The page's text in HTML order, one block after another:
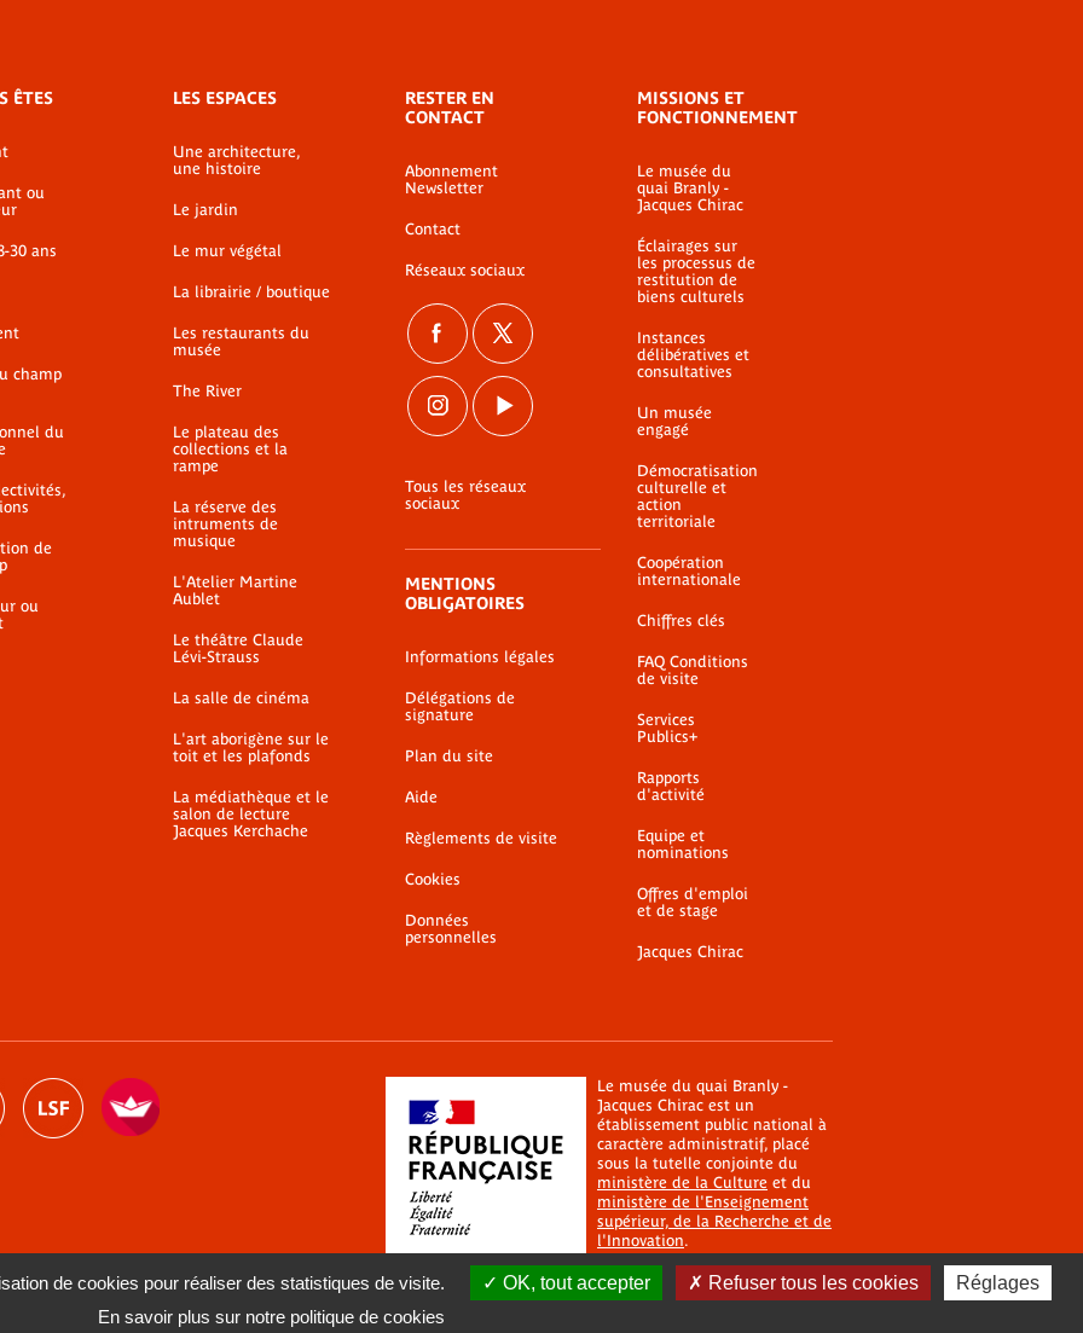
ÊTES
ou
30 ans
champ
du
de
ou
LES ESPACES
Une architecture,
une histoire
Le jardin
Le mur végétal
La librairie / boutique
Les restaurants du
musée
The River
Le plateau des
collections et la
rampe
La réserve des
intruments de
musique
L'Atelier Martine
Aublet
Le théâtre Claude
Lévi-Strauss
La salle de cinéma
L'art aborigène sur le
toit et les plafonds
La médiathèque et le
salon de lecture
Jacques Kerchache
RESTER EN
CONTACT
Abonnement
Newsletter
Contact
Réseaux sociaux
Tous les réseaux
sociaux
MENTIONS
OBLIGATOIRES
Informations légales
Délégations de
signature
Plan du site
Aide
Règlements de visite
Cookies
Données
personnelles
MISSIONS ET
FONCTIONNEMENT
Le musée du
quai Branly -
Jacques Chirac
Éclairages sur
les processus de
restitution de
biens culturels
Instances
délibératives et
consultatives
Un musée
engagé
Démocratisation
culturelle et
action
territoriale
Coopération
internationale
Chiffres clés
FAQ Conditions
de visite
Services
Publics+
Rapports
d'activité
Equipe et
nominations
Offres d'emploi
et de stage
Jacques Chirac
Le musée du quai Branly -
Jacques Chirac est un
établissement public national à
caractère administratif, placé
sous la tutelle conjointe du
ministère de la Culture et du
ministère de l'Enseignement
supérieur, de la Recherche et de
l'Innovation.
de cookies pour réaliser des statistiques de visite. OK, tout accepter Refuser tous les cookies
Réglages
En savoir plus sur notre politique de cookies